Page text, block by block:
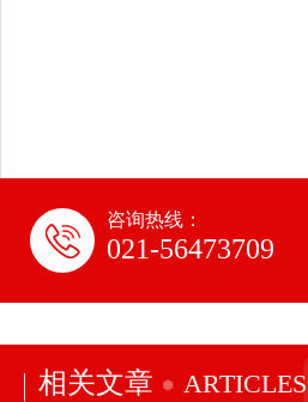
咨询热线：
021-56473709
相关文章 ARTICLES